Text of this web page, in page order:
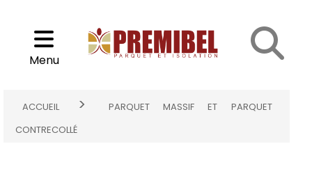
Choisir son parquet
Menu
ACCUEIL >
PARQUET MASSIF ET PARQUET
CONTRECOLLÉ